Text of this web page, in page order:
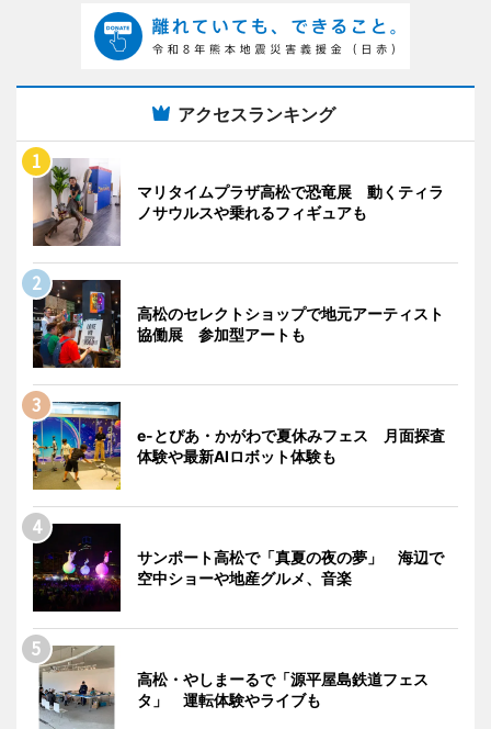
アクセスランキング
マリタイムプラザ高松で恐竜展 動くティラ
ノサウルスや乗れるフィギュアも
高松のセレクトショップで地元アーティスト
協働展 参加型アートも
e-とぴあ・かがわで夏休みフェス 月面探査
体験や最新AIロボット体験も
サンポート高松で「真夏の夜の夢」 海辺で
空中ショーや地産グルメ、音楽
高松・やしまーるで「源平屋島鉄道フェス
タ」 運転体験やライブも